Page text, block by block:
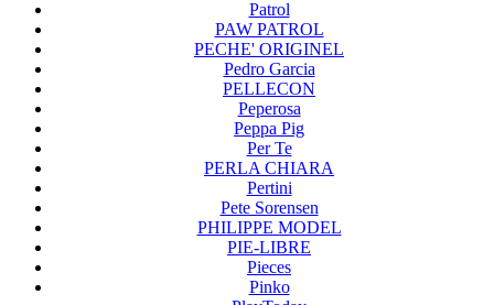
Patrol
PAW PATROL
PECHE' ORIGINEL
Pedro Garcia
PELLECON
Peperosa
Peppa Pig
Per Te
PERLA CHIARA
Pertini
Pete Sorensen
PHILIPPE MODEL
PIE-LIBRE
Pieces
Pinko